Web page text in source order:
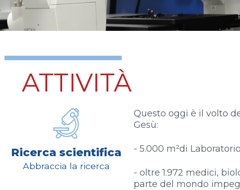
ATTIVITÀ
Ricerca scientifica
Abbraccia la ricerca
Questo oggi è il volto
Gesù:
- 5.000 m²di
- oltre 1.972 medici,
parte del mondo